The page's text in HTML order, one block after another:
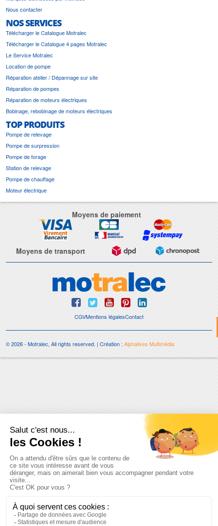
Nous contacter
NOS SERVICES
Télécharger le Catalogue Motralec
Télécharger le Catalogue 4 pages Motralec
Le Service Motralec
Location de pompe
Réparation atelier / Dépannage sur site
Réparation de pompes
Réparation de moteurs électriques
Bobinage, rebobinage de moteurs électriques
TOP PRODUITS
Pompe de relevage
Pompe de surpression
Pompe de forage
Station de relevage
Pompe de chauffage
Moteur électrique
Moyens de paiement
Moyens de transport
CGVMentions légalesContact
© 2026 - Motralec, All rights reserved. | Création : Alphalives Multimédia